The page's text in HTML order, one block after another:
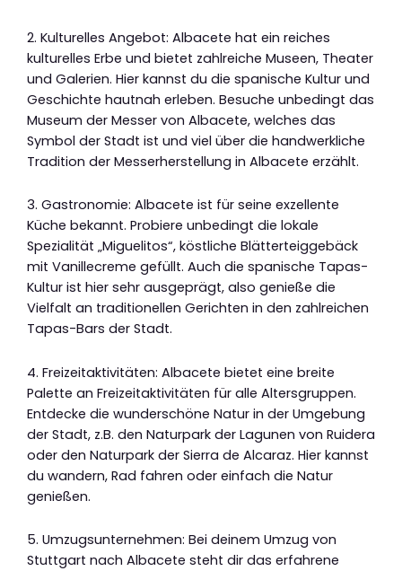
2. Kulturelles Angebot: Albacete hat ein reiches
kulturelles Erbe und bietet zahlreiche Museen, Theater
und Galerien. Hier kannst du die spanische Kultur und
Geschichte hautnah erleben. Besuche unbedingt das
Museum der Messer von Albacete, welches das
Symbol der Stadt ist und viel über die handwerkliche
Tradition der Messerherstellung in Albacete erzählt.
3. Gastronomie: Albacete ist für seine exzellente
Küche bekannt. Probiere unbedingt die lokale
Spezialität „Miguelitos“, köstliche Blätterteiggebäck
mit Vanillecreme gefüllt. Auch die spanische Tapas-
Kultur ist hier sehr ausgeprägt, also genieße die
Vielfalt an traditionellen Gerichten in den zahlreichen
Tapas-Bars der Stadt.
4. Freizeitaktivitäten: Albacete bietet eine breite
Palette an Freizeitaktivitäten für alle Altersgruppen.
Entdecke die wunderschöne Natur in der Umgebung
der Stadt, z.B. den Naturpark der Lagunen von Ruidera
oder den Naturpark der Sierra de Alcaraz. Hier kannst
du wandern, Rad fahren oder einfach die Natur
genießen.
5. Umzugsunternehmen: Bei deinem Umzug von
Stuttgart nach Albacete steht dir das erfahrene